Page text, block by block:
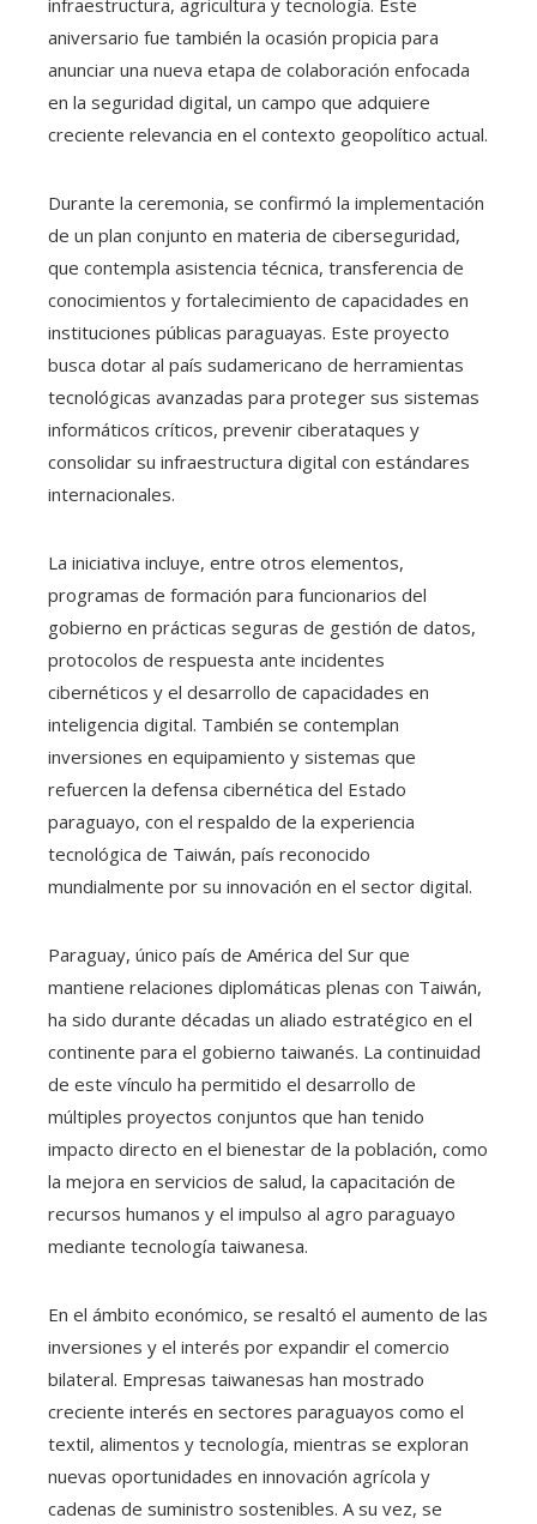
infraestructura, agricultura y tecnología. Este
aniversario fue también la ocasión propicia para
anunciar una nueva etapa de colaboración enfocada
en la seguridad digital, un campo que adquiere
creciente relevancia en el contexto geopolítico actual.
Durante la ceremonia, se confirmó la implementación
de un plan conjunto en materia de ciberseguridad,
que contempla asistencia técnica, transferencia de
conocimientos y fortalecimiento de capacidades en
instituciones públicas paraguayas. Este proyecto
busca dotar al país sudamericano de herramientas
tecnológicas avanzadas para proteger sus sistemas
informáticos críticos, prevenir ciberataques y
consolidar su infraestructura digital con estándares
internacionales.
La iniciativa incluye, entre otros elementos,
programas de formación para funcionarios del
gobierno en prácticas seguras de gestión de datos,
protocolos de respuesta ante incidentes
cibernéticos y el desarrollo de capacidades en
inteligencia digital. También se contemplan
inversiones en equipamiento y sistemas que
refuercen la defensa cibernética del Estado
paraguayo, con el respaldo de la experiencia
tecnológica de Taiwán, país reconocido
mundialmente por su innovación en el sector digital.
Paraguay, único país de América del Sur que
mantiene relaciones diplomáticas plenas con Taiwán,
ha sido durante décadas un aliado estratégico en el
continente para el gobierno taiwanés. La continuidad
de este vínculo ha permitido el desarrollo de
múltiples proyectos conjuntos que han tenido
impacto directo en el bienestar de la población, como
la mejora en servicios de salud, la capacitación de
recursos humanos y el impulso al agro paraguayo
mediante tecnología taiwanesa.
En el ámbito económico, se resaltó el aumento de las
inversiones y el interés por expandir el comercio
bilateral. Empresas taiwanesas han mostrado
creciente interés en sectores paraguayos como el
textil, alimentos y tecnología, mientras se exploran
nuevas oportunidades en innovación agrícola y
cadenas de suministro sostenibles. A su vez, se